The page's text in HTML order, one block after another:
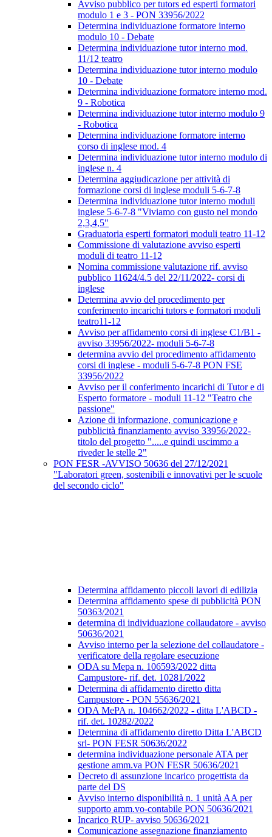
Avviso pubblico per tutors ed esperti formatori
modulo 1 e 3 - PON 33956/2022
Determina individuazione formatore interno
modulo 10 - Debate
Determina individuazione tutor interno mod.
11/12 teatro
Determina individuazione tutor interno modulo
10 - Debate
Determina individuazione formatore interno mod.
9 - Robotica
Determina individuazione tutor interno modulo 9
- Robotica
Determina individuazione formatore interno
corso di inglese mod. 4
Determina individuazione tutor interno modulo di
inglese n. 4
Determina aggiudicazione per attività di
formazione corsi di inglese moduli 5-6-7-8
Determina individuazione tutor interno moduli
inglese 5-6-7-8 "Viviamo con gusto nel mondo
2,3,4,5"
Graduatoria esperti formatori moduli teatro 11-12
Commissione di valutazione avviso esperti
moduli di teatro 11-12
Nomina commissione valutazione rif. avviso
pubblico 11624/4.5 del 22/11/2022- corsi di
inglese
Determina avvio del procedimento per
conferimento incarichi tutors e formatori moduli
teatro11-12
Avviso per affidamento corsi di inglese C1/B1 -
avviso 33956/2022- moduli 5-6-7-8
determina avvio del procedimento affidamento
corsi di inglese - moduli 5-6-7-8 PON FSE
33956/2022
Avviso per il conferimento incarichi di Tutor e di
Esperto formatore - moduli 11-12 "Teatro che
passione"
Azione di informazione, comunicazione e
pubblicità finanziamento avviso 33956/2022-
titolo del progetto ".....e quindi uscimmo a
riveder le stelle 2"
PON FESR -AVVISO 50636 del 27/12/2021
"Laboratori green, sostenibili e innovativi per le scuole
del secondo ciclo"
Determina affidamento piccoli lavori di edilizia
Determina affidamento spese di pubblicità PON
50363/2021
determina di individuazione collaudatore - avviso
50636/2021
Avviso interno per la selezione del collaudatore -
verificatore della regolare esecuzione
ODA su Mepa n. 106593/2022 ditta
Campustore- rif. det. 10281/2022
Determina di affidamento diretto ditta
Campustore - PON 55636/2021
ODA MePA n. 104662/2022 - ditta L'ABCD -
rif. det. 10282/2022
Determina di affidamento diretto Ditta L'ABCD
srl- PON FESR 50636/2022
determina individuazione personale ATA per
gestione amm.va PON FESR 50636/2021
Decreto di assunzione incarico progettista da
parte del DS
Avviso interno disponibilità n. 1 unità AA per
supporto amm.vo-contabile PON 50636/2021
Incarico RUP- avviso 50636/2021
Comunicazione assegnazione finanziamento